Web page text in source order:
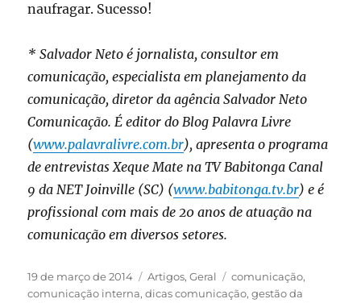
naufragar. Sucesso!
* Salvador Neto é jornalista, consultor em
comunicação, especialista em planejamento da
comunicação, diretor da agência Salvador Neto
Comunicação. É editor do Blog Palavra Livre
(www.palavralivre.com.br), apresenta o programa
de entrevistas Xeque Mate na TV Babitonga Canal
9 da NET Joinville (SC) (www.babitonga.tv.br) e é
profissional com mais de 20 anos de atuação na
comunicação em diversos setores.
Publicado
em
19 de março de 2014 Categorias
Artigos,Geral Tags
comunicação,
comunicação interna,dicas comunicação,gestão da